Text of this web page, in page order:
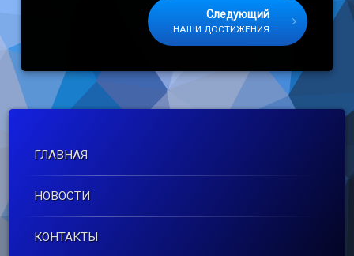
Следующий
НАШИ ДОСТИЖЕНИЯ
ГЛАВНАЯ
НОВОСТИ
КОНТАКТЫ